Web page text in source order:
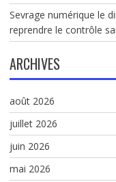
Sevrage numérique le
reprendre le contrôle
ARCHIVES
août 2026
juillet 2026
juin 2026
mai 2026